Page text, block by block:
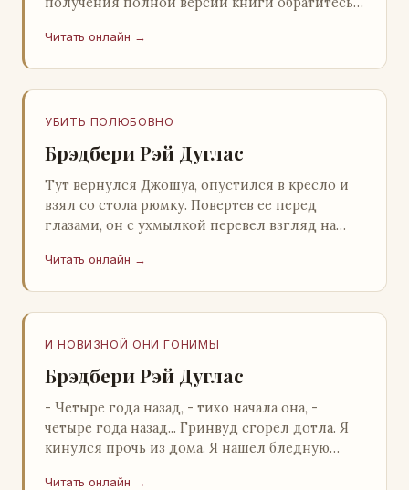
легального ко…
Читать онлайн →
УБИТЬ ПОЛЮБОВНО
Брэдбери Рэй Дуглас
Тут вернулся Джошуа, опустился в кресло и
взял со стола рюмку. Повертев ее перед
глазами, он с ухмылкой перевел взгляд на
видом с…
Читать онлайн →
И НОВИЗНОЙ ОНИ ГОНИМЫ
Брэдбери Рэй Дуглас
- Четыре года назад, - тихо начала она, -
четыре года назад... Гринвуд сгорел дотла. Я
кинулся прочь из дома. Я нашел бледную
Читать онлайн →